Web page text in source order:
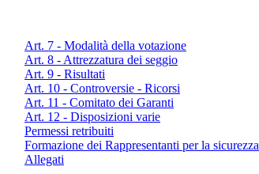
Art. 7 - Modalità della votazione
Art. 8 - Attrezzatura dei seggio
Art. 9 - Risultati
Art. 10 - Controversie - Ricorsi
Art. 11 - Comitato dei Garanti
Art. 12 - Disposizioni varie
Permessi retribuiti
Formazione dei Rappresentanti per la sicurezza
Allegati